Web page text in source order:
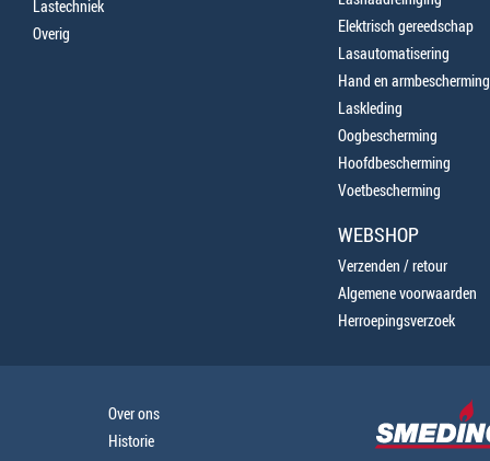
Lastechniek
Overig
Elektrisch gereedschap
Lasautomatisering
Hand en armbescherming
Laskleding
Oogbescherming
Hoofdbescherming
Voetbescherming
WEBSHOP
Verzenden / retour
Algemene voorwaarden
Herroepingsverzoek
Over ons
Historie